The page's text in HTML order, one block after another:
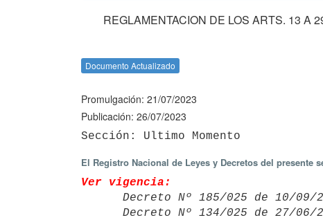
REGLAMENTACION DE LOS ARTS. 13 A
Documento Actualizado
Promulgación: 21/07/2023
Publicación: 26/07/2023
El Registro Nacional de Leyes y Decretos del presente
Ver vigencia:
Decreto Nº 185/025 de 10/
Decreto Nº 134/025 de 27/